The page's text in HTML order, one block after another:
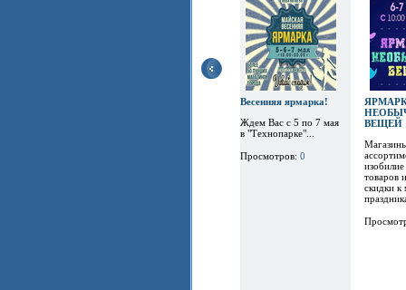
Весенняя ярмарка!
Ждем Вас с 5 по 7 мая
в "Технопарке"...
Просмотров: 0
ВЕЩЕЙ
товаров
скидки к